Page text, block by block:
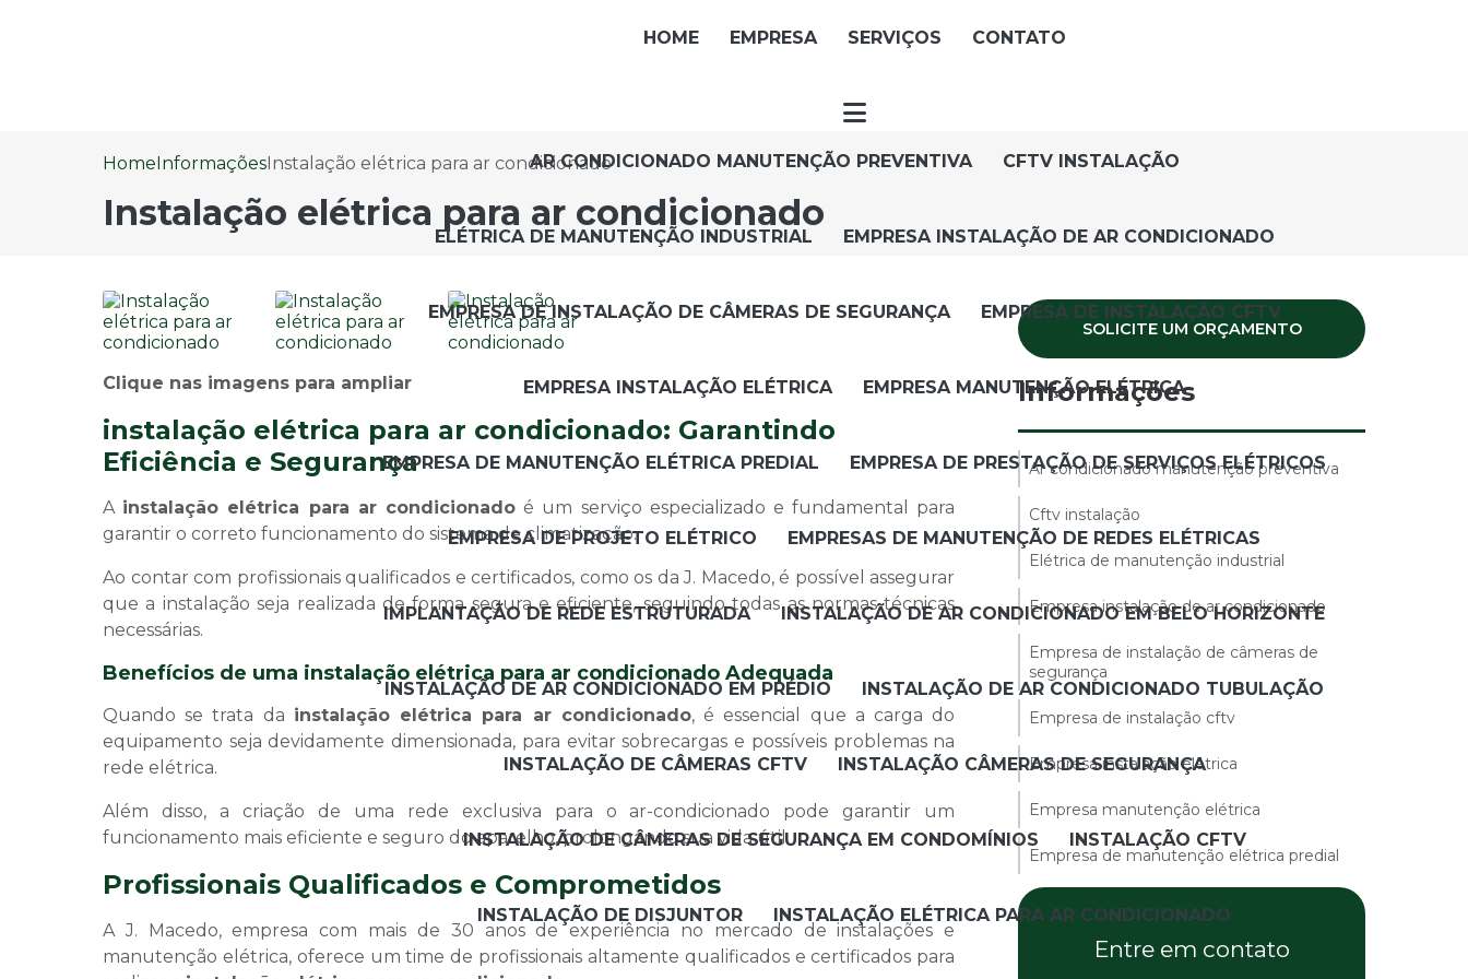
HOME EMPRESA SERVIÇOS CONTATO
AR CONDICIONADO MANUTENÇÃO PREVENTIVA CFTV INSTALAÇÃO
ELÉTRICA DE MANUTENÇÃO INDUSTRIAL EMPRESA INSTALAÇÃO DE AR CONDICIONADO
EMPRESA DE INSTALAÇÃO DE CÂMERAS DE SEGURANÇA EMPRESA DE INSTALAÇÃO CFTV
EMPRESA INSTALAÇÃO ELÉTRICA EMPRESA MANUTENÇÃO ELÉTRICA
EMPRESA DE MANUTENÇÃO ELÉTRICA PREDIAL EMPRESA DE PRESTAÇÃO DE SERVIÇOS ELÉTRICOS
EMPRESA DE PROJETO ELÉTRICO EMPRESAS DE MANUTENÇÃO DE REDES ELÉTRICAS
IMPLANTAÇÃO DE REDE ESTRUTURADA INSTALAÇÃO DE AR CONDICIONADO EM BELO HORIZONTE
INSTALAÇÃO DE AR CONDICIONADO EM PRÉDIO INSTALAÇÃO DE AR CONDICIONADO TUBULAÇÃO
INSTALAÇÃO DE CÂMERAS CFTV INSTALAÇÃO CÂMERAS DE SEGURANÇA
INSTALAÇÃO DE CÂMERAS DE SEGURANÇA EM CONDOMÍNIOS INSTALAÇÃO CFTV
INSTALAÇÃO DE DISJUNTOR INSTALAÇÃO ELÉTRICA PARA AR CONDICIONADO
HomeInformaçõesInstalação elétrica para ar condicionado
Instalação elétrica para ar condicionado
Clique nas imagens para ampliar
instalação elétrica para ar condicionado: Garantindo
Eficiência e Segurança
A instalação elétrica para ar condicionadoé um serviço especializado e fundamental para
garantir o correto funcionamento do sistema de climatização.
Ao contar com profissionais qualificados e certificados, como os da J. Macedo, é possível assegurar
que a instalação seja realizada de forma segura e eficiente, seguindo todas as normas técnicas
necessárias.
Benefícios de uma instalação elétrica para ar condicionado Adequada
Quando se trata da instalação elétrica para ar condicionado, é essencial que a carga do
equipamento seja devidamente dimensionada, para evitar sobrecargas e possíveis problemas na
rede elétrica.
Além disso, a criação de uma rede exclusiva para o ar-condicionado pode garantir um
funcionamento mais eficiente e seguro do aparelho, prolongando sua vida útil.
Profissionais Qualificados e Comprometidos
A J. Macedo, empresa com mais de 30 anos de experiência no mercado de instalações e
manutenção elétrica, oferece um time de profissionais altamente qualificados e certificados para
SOLICITE UM ORÇAMENTO
Informações
Ar condicionado manutenção preventiva
Cftv instalação
Elétrica de manutenção industrial
Empresa instalação de ar condicionado
Empresa de instalação de câmeras de
segurança
Empresa de instalação cftv
Empresa instalação elétrica
Empresa manutenção elétrica
Empresa de manutenção elétrica predial
elétricos
Entre em contato